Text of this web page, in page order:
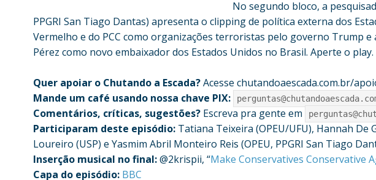
No segundo bloco, a
PPGRI San Tiago Dantas) apresenta o clipping de política externa dos
Vermelho e do PCC como organizações terroristas pelo governo Trump
Pérez como novo embaixador dos Estados Unidos no Brasil. Aperte o play.
Quer apoiar o Chutando a Escada?Acesse chutandoaescada.com.br/
Mande um café usando nossa chave PIX:
Comentários, críticas, sugestões?Escreva pra gente em
Participaram deste episódio:Tatiana Teixeira (OPEU/UFU), Hannah De
Loureiro (USP) e Yasmim Abril Monteiro Reis (OPEU, PPGRI San Tiago
Inserção musical no final:@2krispii, “Make Conservatives Conservative
Capa do episódio: BBC